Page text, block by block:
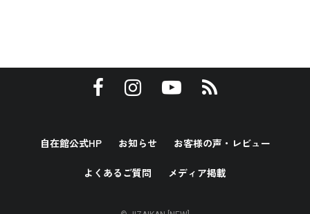
自在館公式HP お知らせ お客様の声・レビュー
よくあるご質問 メディア掲載